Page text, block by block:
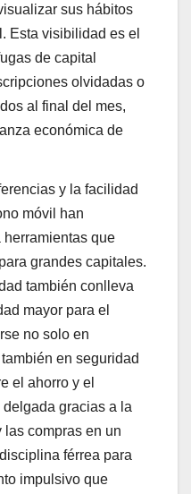
sus hábitos
Esta visibilidad es el
de capital
olvidadas o
al final del mes,
económica de
y la facilidad
móvil han
que
grandes capitales.
también conlleva
mayor para el
no solo en
en seguridad
el ahorro y el
gracias a la
compras en un
férrea para
impulsivo que